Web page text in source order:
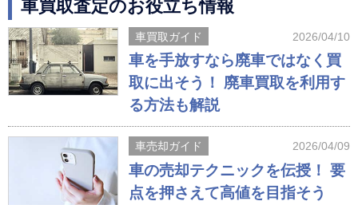
車買取査定のお役立ち情報
車買取ガイド 2026/04/10
車を手放すなら廃車ではなく買
取に出そう！ 廃車買取を利用す
る方法も解説
車売却ガイド 2026/04/09
車の売却テクニックを伝授！ 要
点を押さえて高値を目指そう